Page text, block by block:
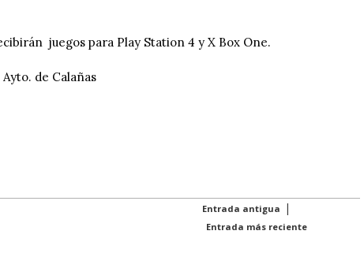
juegos para Play Station 4 y X Box One.
de Calañas
Entrada antigua |
Entrada más reciente